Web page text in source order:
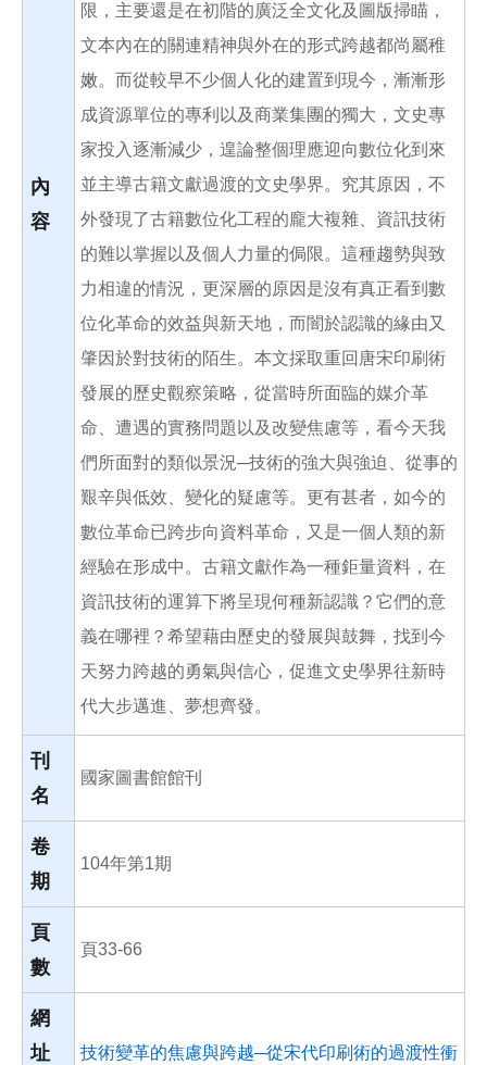
內
容
限，主要還是在初階的廣泛全文化及圖版掃瞄，
文本內在的關連精神與外在的形式跨越都尚屬稚
嫩。而從較早不少個人化的建置到現今，漸漸形
成資源單位的專利以及商業集團的獨大，文史專
家投入逐漸減少，遑論整個理應迎向數位化到來
並主導古籍文獻過渡的文史學界。究其原因，不
外發現了古籍數位化工程的龐大複雜、資訊技術
的難以掌握以及個人力量的侷限。這種趨勢與致
力相違的情況，更深層的原因是沒有真正看到數
位化革命的效益與新天地，而闇於認識的緣由又
肇因於對技術的陌生。本文採取重回唐宋印刷術
發展的歷史觀察策略，從當時所面臨的媒介革
命、遭遇的實務問題以及改變焦慮等，看今天我
們所面對的類似景況─技術的強大與強迫、從事的
艱辛與低效、變化的疑慮等。更有甚者，如今的
數位革命已跨步向資料革命，又是一個人類的新
經驗在形成中。古籍文獻作為一種鉅量資料，在
資訊技術的運算下將呈現何種新認識？它們的意
義在哪裡？希望藉由歷史的發展與鼓舞，找到今
天努力跨越的勇氣與信心，促進文史學界往新時
代大步邁進、夢想齊發。
刊
名
國家圖書館館刊
卷
期
104年第1期
頁
數
頁33-66
網
址
技術變革的焦慮與跨越─從宋代印刷術的過渡性衝